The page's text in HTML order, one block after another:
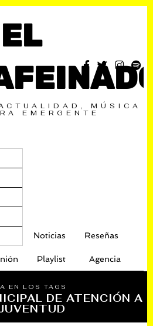
EL
MÚSICA
EMERGENTE
Noticias Reseñas
Playlist Agencia
EN LOS TAGS
DE ATENCIÓN A